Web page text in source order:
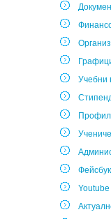
Учебни
Профил